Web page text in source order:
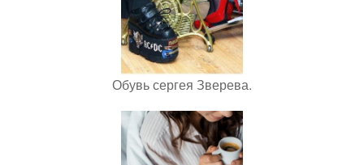
Обувь сергея Зверева.